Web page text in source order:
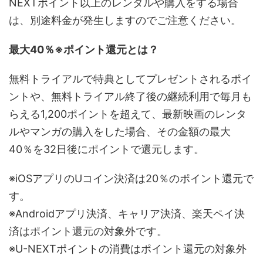
NEXTポイント以上のレンタルや購入をする場合
は、別途料金が発生しますのでご注意ください。
最大40％※ポイント還元とは？
無料トライアルで特典としてプレゼントされるポイ
ントや、無料トライアル終了後の継続利用で毎月も
らえる1,200ポイントを超えて、最新映画のレンタ
ルやマンガの購入をした場合、その金額の最大
40％を32日後にポイントで還元します。
※iOSアプリのUコイン決済は20％のポイント還元で
す。
※Androidアプリ決済、キャリア決済、楽天ペイ決
済はポイント還元の対象外です。
※U-NEXTポイントの消費はポイント還元の対象外